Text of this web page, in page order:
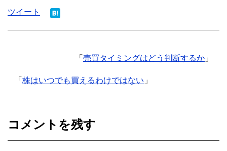
ツイート
「 売買タイミングはどう判断するか 」
「 株はいつでも買えるわけではない 」
コメントを残す